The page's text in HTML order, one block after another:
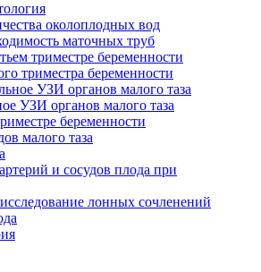
околоплодных вод
маточных труб
триместре беременности
триместра беременности
УЗИ органов малого таза
УЗИ органов малого таза
беременности
малого таза
и сосудов плода при
исследование лонных сочленений